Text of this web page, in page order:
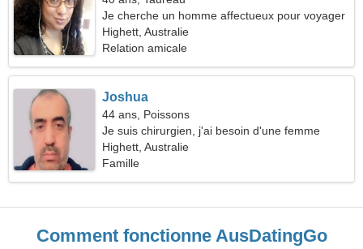
Je cherche un homme affectueux pour voyager
Highett, Australie
Relation amicale
Joshua
44 ans, Poissons
Je suis chirurgien, j'ai besoin d'une femme
atypique
Highett, Australie
Famille
Comment fonctionne AusDatingGo